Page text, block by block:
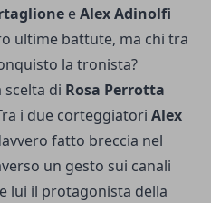
eAlex Adinolfi
ultime battute, ma chi tra
la tronista?
scelta di Rosa Perrotta
i due corteggiatori Alex
fatto breccia nel
un gesto sui canali
lui il protagonista della